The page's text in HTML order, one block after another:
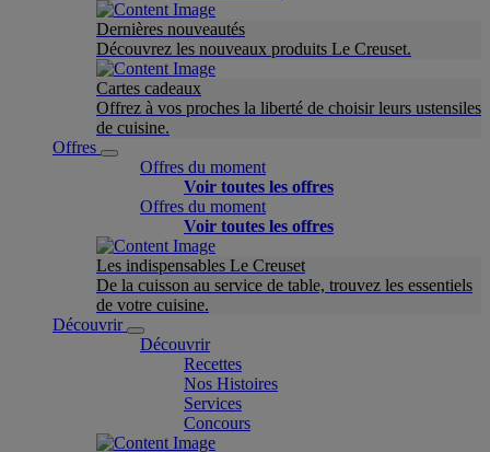
Dernières nouveautés
Découvrez les nouveaux produits Le Creuset.
Cartes cadeaux
Offrez à vos proches la liberté de choisir leurs ustensiles
de cuisine.
Offres
Offres du moment
Voir toutes les offres
Offres du moment
Voir toutes les offres
Les indispensables Le Creuset
De la cuisson au service de table, trouvez les essentiels
de votre cuisine.
Découvrir
Découvrir
Recettes
Nos Histoires
Services
Concours